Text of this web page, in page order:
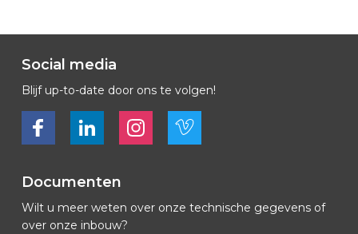
Social media
Blijf up-to-date door ons te volgen!
Bekijk ons op FacebookBekijk ons op LinkedInBekijk ons op LinkedInBekijk ons op Vimeo
Documenten
Wilt u meer weten over onze technische gegevens of
over onze inbouw?